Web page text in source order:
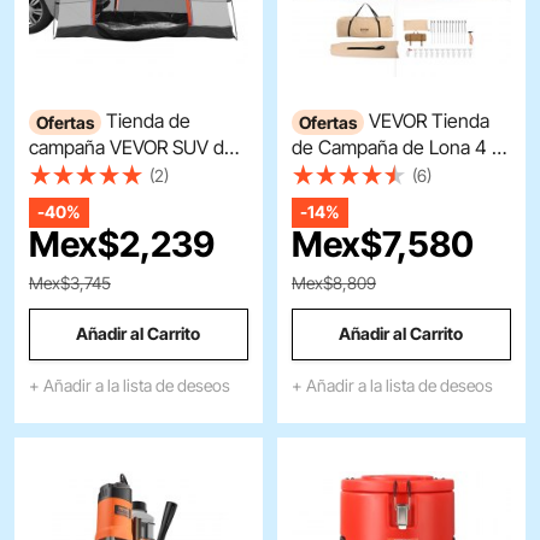
Ofertas Tienda de
campaña VEVOR SUV de
2,44 m a 2,44 m para
acampar, con capa
impermeable y bolsa de
transporte, doble capa de
PU2000 mm, para
camioneta, con capacidad
para 6-8 personas, para
furgoneta.
(2)
-40%
Mex$2,239
Mex$3,745
Añadir al Carrito
+ Añadir a la lista de deseos
Ofertas VEVOR Tienda
de Campaña de Lona 4 m
de Yurta, Tienda de
Campaña Familiar, Carpa
con Agujero de Estufa
para 4 Estaciones, con
Bolsas de
Almacenamiento para
Glamping de hasta 6
(6)
-14%
Mex$7,580
Mex$8,809
Añadir al Carrito
+ Añadir a la lista de deseos